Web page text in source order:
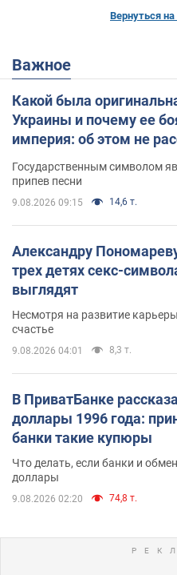
Вернуться
Важное
Какой была
Украины и почему ее
империя: об этом не
Государственным символом
припев песни
9.08.2026 09:15 14,6 т.
Александру
трех детях секс-
выглядят
Несмотря на развитие
счастье
9.08.2026 04:01 8,3 т.
В ПриватБанке
доллары 1996 года:
банки такие купюры
Что делать, если банки и
доллары
9.08.2026 02:20 74,8 т.